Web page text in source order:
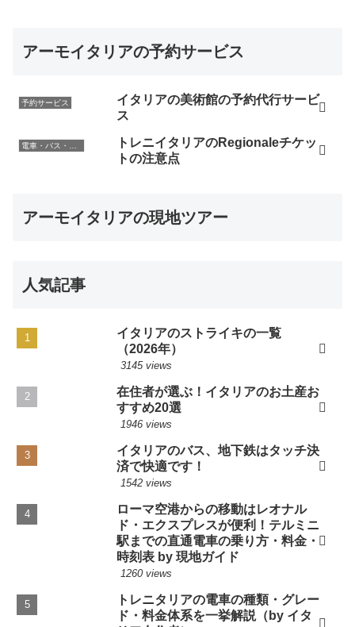
アーモイタリアの予約サービス
予約サービス
イタリアの美術館の予約代行サービ
ス
トレニイタリアのRegionaleチケッ
トの注意点
アーモイタリアの現地ツアー
人気記事
イタリアのストライキの一覧
（2026年）
3145 views
在住者が選ぶ！イタリアのお土産お
すすめ20選
1946 views
イタリアのバス、地下鉄はタッチ決
済で快適です！
1542 views
ローマ空港からの移動はレオナル
ド・エクスプレスが便利！テルミニ
駅までの直通電車の乗り方・料金・
時刻表 by 現地ガイド
1260 views
トレニタリアの電車の種類・グレー
ド・料金体系を一挙解説（by イタ